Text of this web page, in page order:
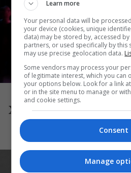
ΜΟΥΣΙΚΗ
Choreka: Η μουσική
Χαράλαμπου Γωγιού
φωνή στη
Learn more
Your personal data will be
your device (cookies, unique
data) may be stored by, accessed
partners, or used specifically by this
may use precise geolocation data.
Some vendors may process your
of legitimate interest, which you can
your options below. Look for a link
or in the site menu to manage or
and cookie settings.
Consent
Manage